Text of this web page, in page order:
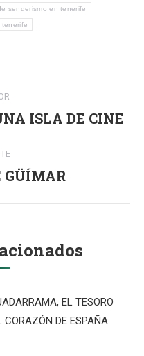
senderismo en tenerife
tenerife
ISLA DE CINE
GÜÍMAR
EL TESORO
CORAZÓN DE ESPAÑA